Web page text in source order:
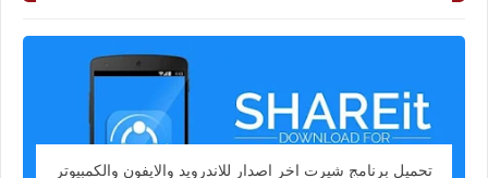
تحميل برنامج شيرت اخر اصدار للاندرويد والايفون والكمبيوتر